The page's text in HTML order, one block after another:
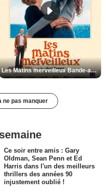
Les Matins merveilleux Bande-annonce VF
ne pas manquer
Ce soir entre amis : Gary
Oldman, Sean Penn et Ed
Harris dans l'un des meilleurs
thrillers des années 90
injustement oublié !